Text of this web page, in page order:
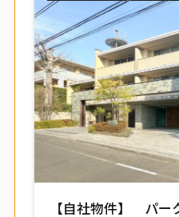
【自社物件】 パー